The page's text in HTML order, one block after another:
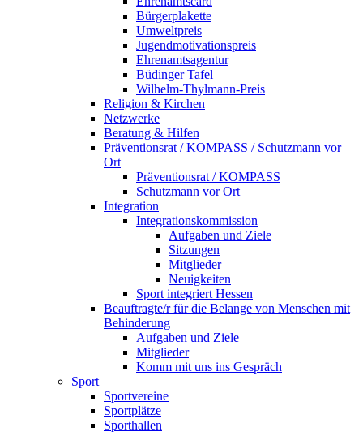
Bürgerplakette
Umweltpreis
Jugendmotivationspreis
Ehrenamtsagentur
Büdinger Tafel
Wilhelm-Thylmann-Preis
Religion & Kirchen
Netzwerke
Beratung & Hilfen
Präventionsrat / KOMPASS / Schutzmann vor
Ort
Präventionsrat / KOMPASS
Schutzmann vor Ort
Integration
Integrationskommission
Aufgaben und Ziele
Sitzungen
Mitglieder
Neuigkeiten
Sport integriert Hessen
Beauftragte/r für die Belange von Menschen mit
Behinderung
Aufgaben und Ziele
Mitglieder
Komm mit uns ins Gespräch
Sport
Sportvereine
Sportplätze
Sporthallen